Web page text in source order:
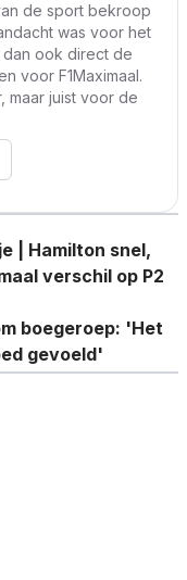
de sport bekroop
was voor het
ook direct de
voor F1Maximaal.
maar juist voor de
| Hamilton snel,
verschil op P2
boegeroep: 'Het
gevoeld'